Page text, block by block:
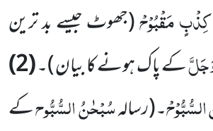
مَقْبُوْحْ(جھوٹ جیسے بد ترین
کے پاک ہونے کا بیان )۔(2)
۔(رسالہسُبْحٰنُ السُّبُّوحکے